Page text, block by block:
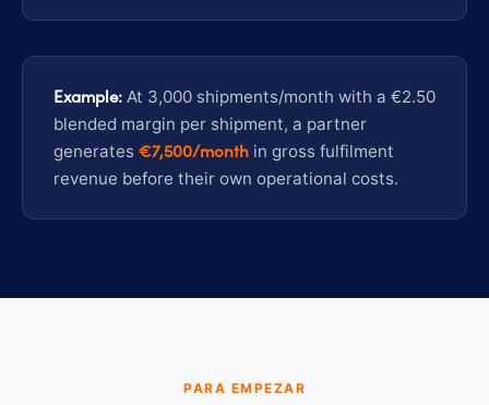
Example: At 3,000 shipments/month with a €2.50
blended margin per shipment, a partner
generates €7,500/month in gross fulfilment
revenue before their own operational costs.
PARA EMPEZAR